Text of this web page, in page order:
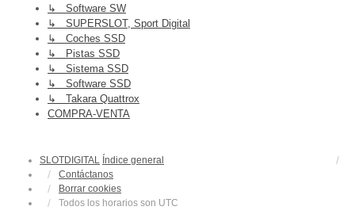
↳ Software SW
↳ SUPERSLOT, Sport Digital
↳ Coches SSD
↳ Pistas SSD
↳ Sistema SSD
↳ Software SSD
↳ Takara Quattrox
COMPRA-VENTA
SLOTDIGITAL Índice general
Contáctanos
Borrar cookies
Todos los horarios son UTC